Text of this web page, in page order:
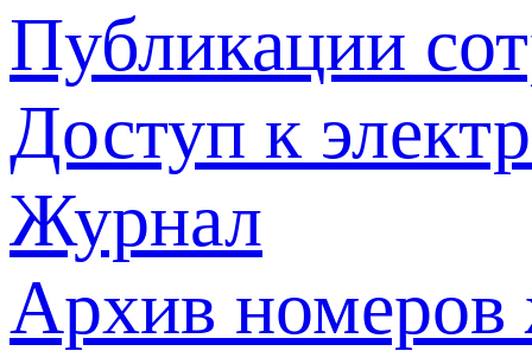
Публикации
Доступ к
Журнал
Архив номеров